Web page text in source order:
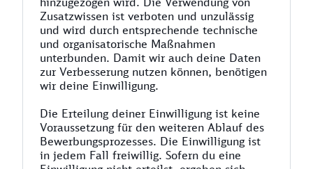
Zusatzwissen ist verboten und unzulässig
und wird durch entsprechende technische
und organisatorische Maßnahmen
unterbunden. Damit wir auch deine Daten
zur Verbesserung nutzen können, benötigen
wir deine Einwilligung.
Die Erteilung deiner Einwilligung ist keine
Voraussetzung für den weiteren Ablauf des
Bewerbungsprozesses. Die Einwilligung ist
in jedem Fall freiwillig. Sofern du eine